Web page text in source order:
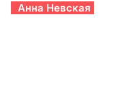
Анна Невская